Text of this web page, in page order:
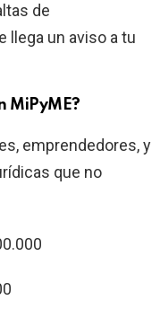
de
llega un aviso a tu
MiPyME?
emprendedores, y
que no